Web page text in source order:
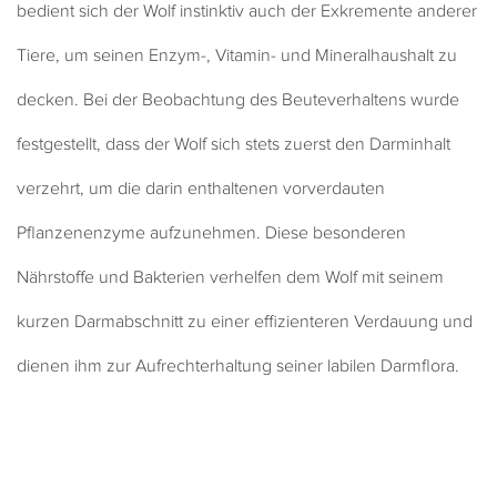
bedient sich der Wolf instinktiv auch der Exkremente anderer
Tiere, um seinen Enzym-, Vitamin- und Mineralhaushalt zu
decken. Bei der Beobachtung des Beuteverhaltens wurde
festgestellt, dass der Wolf sich stets zuerst den Darminhalt
verzehrt, um die darin enthaltenen vorverdauten
Pflanzenenzyme aufzunehmen. Diese besonderen
Nährstoffe und Bakterien verhelfen dem Wolf mit seinem
kurzen Darmabschnitt zu einer effizienteren Verdauung und
dienen ihm zur Aufrechterhaltung seiner labilen Darmflora.